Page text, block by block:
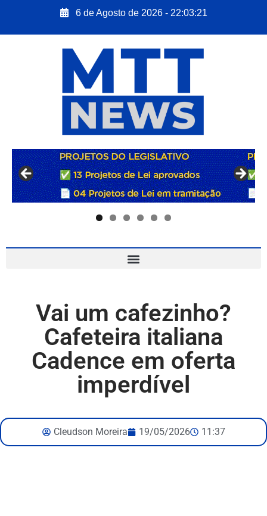
6 de Agosto de 2026 - 22:03:21
Vai um cafezinho?
Cafeteira italiana
Cadence em oferta
imperdível
Cleudson Moreira 19/05/2026 11:37